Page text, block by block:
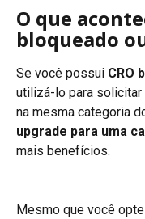
O que
bloqueado
Se você possui CRO
utilizá-lo para solicitar
na mesma categoria
upgrade para uma
mais benefícios.
Mesmo que você